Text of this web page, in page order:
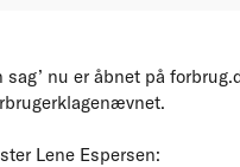
sag’ nu er åbnet på
Lene Espersen: